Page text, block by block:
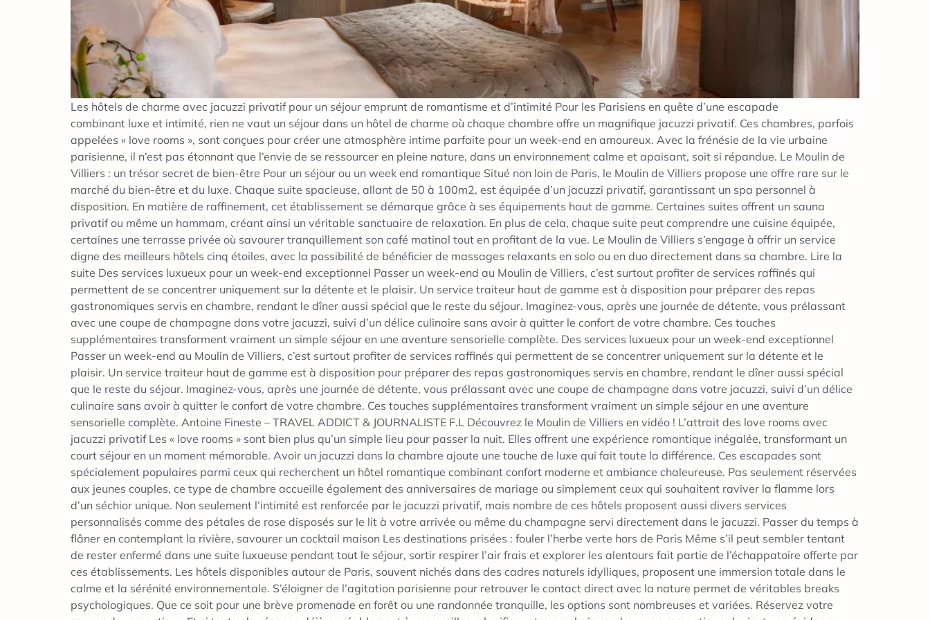
Les hôtels de charme avec jacuzzi privatif pour un séjour emprunt de romantisme et d’intimité Pour les Parisiens en quête d’une escapade
combinant luxe et intimité, rien ne vaut un séjour dans un hôtel de charme où chaque chambre offre un magnifique jacuzzi privatif. Ces chambres, parfois
appelées « love rooms », sont conçues pour créer une atmosphère intime parfaite pour un week-end en amoureux. Avec la frénésie de la vie urbaine
parisienne, il n’est pas étonnant que l’envie de se ressourcer en pleine nature, dans un environnement calme et apaisant, soit si répandue. Le Moulin de
Villiers : un trésor secret de bien-être Pour un séjour ou un week end romantique Situé non loin de Paris, le Moulin de Villiers propose une offre rare sur le
marché du bien-être et du luxe. Chaque suite spacieuse, allant de 50 à 100m2, est équipée d’un jacuzzi privatif, garantissant un spa personnel à
disposition. En matière de raffinement, cet établissement se démarque grâce à ses équipements haut de gamme. Certaines suites offrent un sauna
privatif ou même un hammam, créant ainsi un véritable sanctuaire de relaxation. En plus de cela, chaque suite peut comprendre une cuisine équipée,
certaines une terrasse privée où savourer tranquillement son café matinal tout en profitant de la vue. Le Moulin de Villiers s’engage à offrir un service
digne des meilleurs hôtels cinq étoiles, avec la possibilité de bénéficier de massages relaxants en solo ou en duo directement dans sa chambre. Lire la
suite Des services luxueux pour un week-end exceptionnel Passer un week-end au Moulin de Villiers, c’est surtout profiter de services raffinés qui
permettent de se concentrer uniquement sur la détente et le plaisir. Un service traiteur haut de gamme est à disposition pour préparer des repas
gastronomiques servis en chambre, rendant le dîner aussi spécial que le reste du séjour. Imaginez-vous, après une journée de détente, vous prélassant
avec une coupe de champagne dans votre jacuzzi, suivi d’un délice culinaire sans avoir à quitter le confort de votre chambre. Ces touches
supplémentaires transforment vraiment un simple séjour en une aventure sensorielle complète. Des services luxueux pour un week-end exceptionnel
Passer un week-end au Moulin de Villiers, c’est surtout profiter de services raffinés qui permettent de se concentrer uniquement sur la détente et le
plaisir. Un service traiteur haut de gamme est à disposition pour préparer des repas gastronomiques servis en chambre, rendant le dîner aussi spécial
que le reste du séjour. Imaginez-vous, après une journée de détente, vous prélassant avec une coupe de champagne dans votre jacuzzi, suivi d’un délice
culinaire sans avoir à quitter le confort de votre chambre. Ces touches supplémentaires transforment vraiment un simple séjour en une aventure
sensorielle complète. Antoine Fineste – TRAVEL ADDICT & JOURNALISTE F.L Découvrez le Moulin de Villiers en vidéo ! L’attrait des love rooms avec
jacuzzi privatif Les « love rooms » sont bien plus qu’un simple lieu pour passer la nuit. Elles offrent une expérience romantique inégalée, transformant un
court séjour en un moment mémorable. Avoir un jacuzzi dans la chambre ajoute une touche de luxe qui fait toute la différence. Ces escapades sont
spécialement populaires parmi ceux qui recherchent un hôtel romantique combinant confort moderne et ambiance chaleureuse. Pas seulement réservées
aux jeunes couples, ce type de chambre accueille également des anniversaires de mariage ou simplement ceux qui souhaitent raviver la flamme lors
d’un séchior unique. Non seulement l’intimité est renforcée par le jacuzzi privatif, mais nombre de ces hôtels proposent aussi divers services
personnalisés comme des pétales de rose disposés sur le lit à votre arrivée ou même du champagne servi directement dans le jacuzzi. Passer du temps à
flâner en contemplant la rivière, savourer un cocktail maison Les destinations prisées : fouler l’herbe verte hors de Paris Même s’il peut sembler tentant
de rester enfermé dans une suite luxueuse pendant tout le séjour, sortir respirer l’air frais et explorer les alentours fait partie de l’échappatoire offerte par
ces établissements. Les hôtels disponibles autour de Paris, souvent nichés dans des cadres naturels idylliques, proposent une immersion totale dans le
calme et la sérénité environnementale. S’éloigner de l’agitation parisienne pour retrouver le contact direct avec la nature permet de véritables breaks
psychologiques. Que ce soit pour une brève promenade en forêt ou une randonnée tranquille, les options sont nombreuses et variées. Réservez votre